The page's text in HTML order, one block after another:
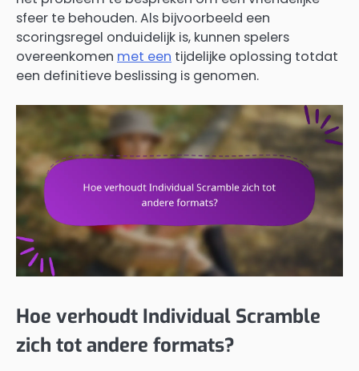
sfeer te behouden. Als bijvoorbeeld een
scoringsregel onduidelijk is, kunnen spelers
overeenkomen met een tijdelijke oplossing totdat
een definitieve beslissing is genomen.
Hoe verhoudt Individual Scramble
zich tot andere formats?